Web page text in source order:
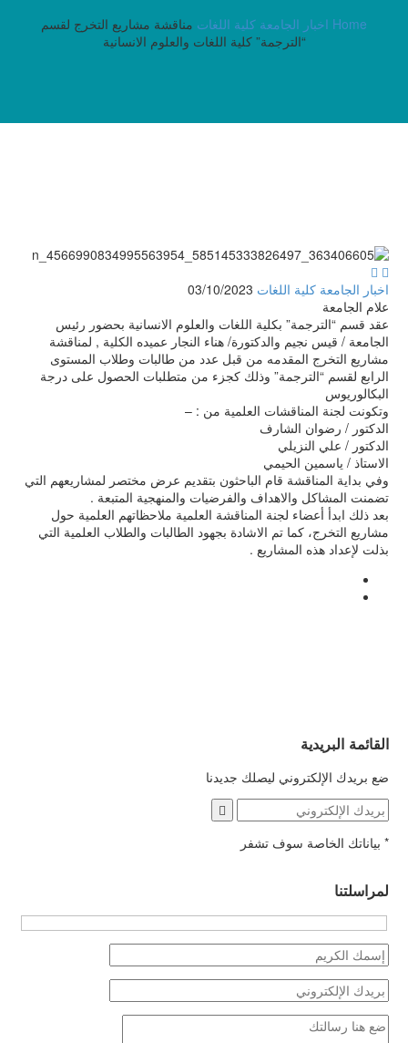
Home اخبار الجامعة كلية اللغات مناقشة مشاريع التخرج لقسم
“الترجمة” كلية اللغات والعلوم الانسانية
 
اخبار الجامعة كلية اللغات 03/10/2023
علام الجامعة
عقد قسم “الترجمة” بكلية اللغات والعلوم الانسانية بحضور رئيس
الجامعة / قيس نجيم والدكتورة/ هناء النجار عميده الكلية , لمناقشة
مشاريع التخرج المقدمه من قبل عدد من طالبات وطلاب المستوى
الرابع لقسم “الترجمة” وذلك كجزء من متطلبات الحصول على درجة
البكالوريوس
وتكونت لجنة المناقشات العلمية من : –
الدكتور / رضوان الشارف
الدكتور / علي النزيلي
الاستاذ / ياسمين الحيمي
وفي بداية المناقشة قام الباحثون بتقديم عرض مختصر لمشاريعهم التي
تضمنت المشاكل والاهداف والفرضيات والمنهجية المتبعة .
بعد ذلك ابدأ أعضاء لجنة المناقشة العلمية ملاحظاتهم العلمية حول
مشاريع التخرج، كما تم الاشادة بجهود الطالبات والطلاب العلمية التي
بذلت لإعداد هذه المشاريع .
القائمة البريدية
ضع بريدك الإلكتروني ليصلك جديدنا
* بياناتك الخاصة سوف تشفر
لمراسلتنا
Hidden
fields